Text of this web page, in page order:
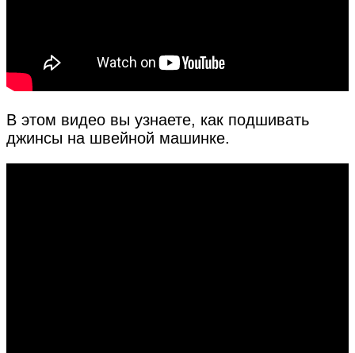
В этом видео вы узнаете, как подшивать
джинсы на швейной машинке.